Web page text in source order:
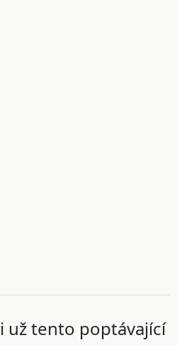
už tento poptávající